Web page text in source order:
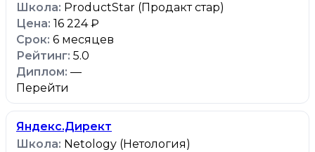
ProductStar (Продакт стар)
16 224 ₽
6 месяцев
5.0
—
Перейти
Яндекс.Директ
Netology (Нетология)